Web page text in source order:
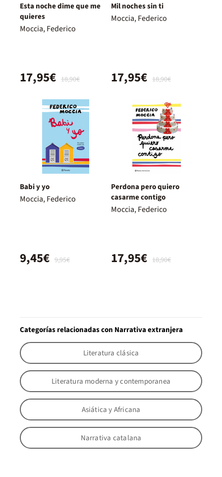
Esta noche dime que me
quieres
Moccia, Federico
18,90€
17,95€
Mil noches sin ti
Moccia, Federico
18,90€
17,95€
Babi y yo
Moccia, Federico
9,95€
9,45€
Perdona pero quiero
casarme contigo
Moccia, Federico
18,90€
17,95€
Categorías relacionadas con Narrativa extranjera
Literatura clásica
Literatura moderna y contemporanea
Asiática y Africana
Narrativa catalana